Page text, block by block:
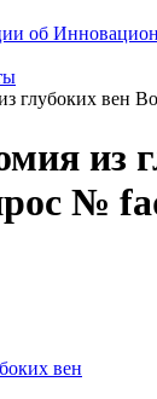
об
глубоких вен
из
№
вен